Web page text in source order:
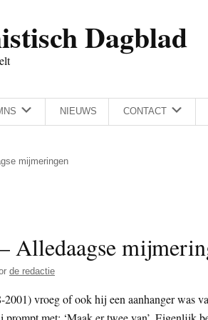
Dagblad
NIEUWS CONTACT
mijmeringen
Alledaagse
de redactie
vroeg of ook hij een aanhanger was